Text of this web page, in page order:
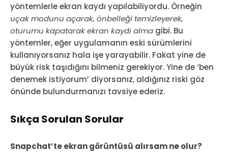
yöntemlerle ekran kaydı yapılabiliyordu. Örneğin
uçak modunu açarak, önbelleği temizleyerek,
oturumu kapatarak ekran kaydı alma gibi. Bu
yöntemler, eğer uygulamanın eski sürümlerini
kullanıyorsanız hala işe yarayabilir. Fakat yine de
büyük risk taşıdığını bilmeniz gerekiyor. Yine de ‘ben
denemek istiyorum’ diyorsanız, aldığınız riski göz
önünde bulundurmanızı tavsiye ederiz.
Sıkça Sorulan Sorular
Snapchat’te ekran görüntüsü alırsam ne olur?